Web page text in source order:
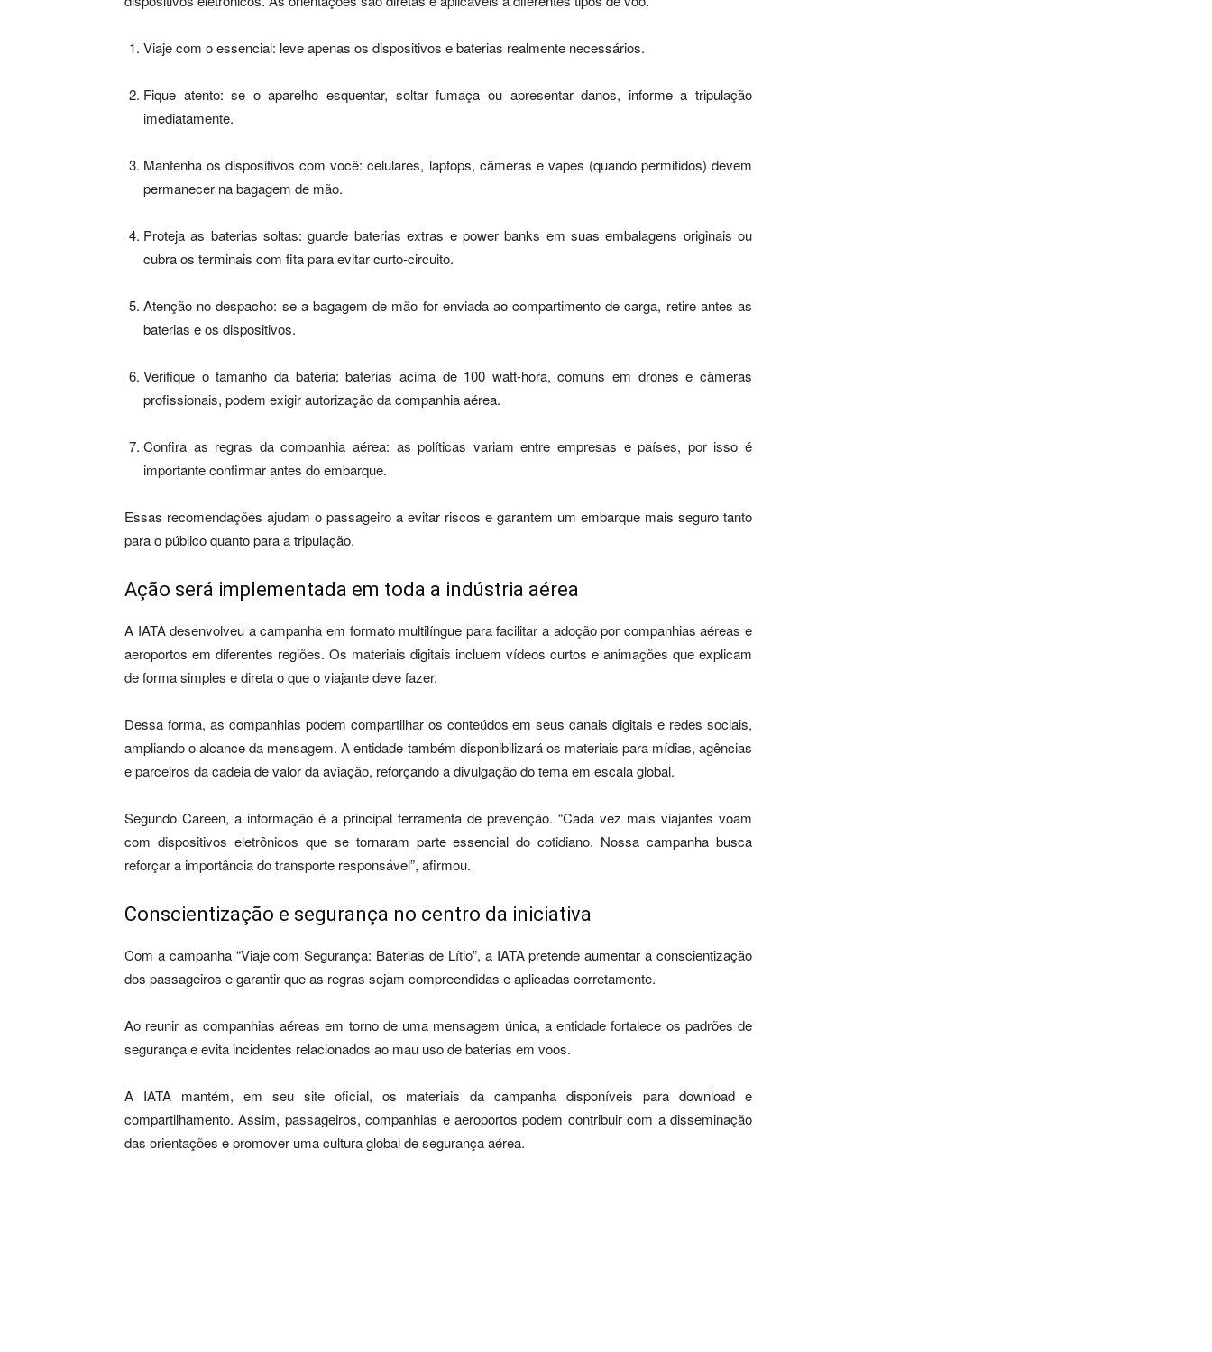
Viaje com o essencial: leve apenas os dispositivos e baterias realmente necessários.
Fique atento: se o aparelho esquentar, soltar fumaça ou apresentar danos, informe a tripulação
imediatamente.
Mantenha os dispositivos com você: celulares, laptops, câmeras e vapes (quando permitidos) devem
permanecer na bagagem de mão.
Proteja as baterias soltas: guarde baterias extras e power banks em suas embalagens originais ou
cubra os terminais com fita para evitar curto-circuito.
Atenção no despacho: se a bagagem de mão for enviada ao compartimento de carga, retire antes as
baterias e os dispositivos.
Verifique o tamanho da bateria: baterias acima de 100 watt-hora, comuns em drones e câmeras
profissionais, podem exigir autorização da companhia aérea.
Confira as regras da companhia aérea: as políticas variam entre empresas e países, por isso é
importante confirmar antes do embarque.
Essas recomendações ajudam o passageiro a evitar riscos e garantem um embarque mais seguro tanto
para o público quanto para a tripulação.
Ação será implementada em toda a indústria aérea
A IATA desenvolveu a campanha em formato multilíngue para facilitar a adoção por companhias aéreas e
aeroportos em diferentes regiões. Os materiais digitais incluem vídeos curtos e animações que explicam
de forma simples e direta o que o viajante deve fazer.
Dessa forma, as companhias podem compartilhar os conteúdos em seus canais digitais e redes sociais,
ampliando o alcance da mensagem. A entidade também disponibilizará os materiais para mídias, agências
e parceiros da cadeia de valor da aviação, reforçando a divulgação do tema em escala global.
Segundo Careen, a informação é a principal ferramenta de prevenção. “Cada vez mais viajantes voam
com dispositivos eletrônicos que se tornaram parte essencial do cotidiano. Nossa campanha busca
reforçar a importância do transporte responsável”, afirmou.
Conscientização e segurança no centro da iniciativa
Com a campanha “Viaje com Segurança: Baterias de Lítio”, a IATA pretende aumentar a conscientização
dos passageiros e garantir que as regras sejam compreendidas e aplicadas corretamente.
Ao reunir as companhias aéreas em torno de uma mensagem única, a entidade fortalece os padrões de
segurança e evita incidentes relacionados ao mau uso de baterias em voos.
A IATA mantém, em seu site oficial, os materiais da campanha disponíveis para download e
compartilhamento. Assim, passageiros, companhias e aeroportos podem contribuir com a disseminação
das orientações e promover uma cultura global de segurança aérea.